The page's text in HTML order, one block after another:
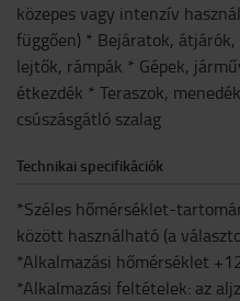
közepes vagy intenzív
függően) * Bejáratok,
lejtők, rámpák * Gépek,
étkezdék * Teraszok,
csúszásgátló szalag
Technikai specifikációk
*Széles hőmérséklet-
között használható (a
*Alkalmazási hőmérséklet
*Alkalmazási feltételek: az